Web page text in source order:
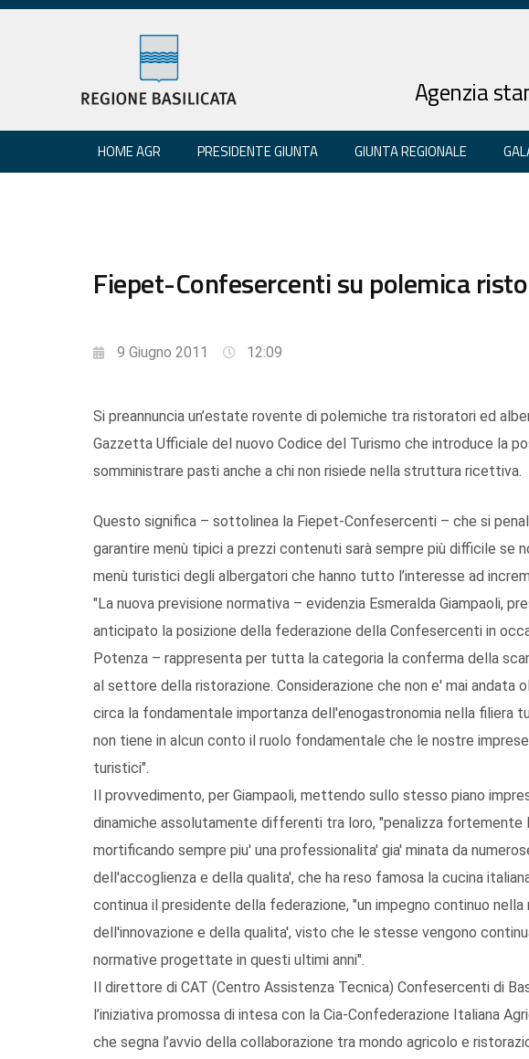
Agenzia
HOME AGR PRESIDENTE GIUNTA GIUNTA REGIONALE
Fiepet-Confesercenti su polemica
9 Giugno 2011 12:09
Si preannuncia un’estate rovente di polemiche tra ristoratori ed
Gazzetta Ufficiale del nuovo Codice del Turismo che introduce la
somministrare pasti anche a chi non risiede nella struttura ricettiva.
Questo significa – sottolinea la Fiepet-Confesercenti – che si
garantire menù tipici a prezzi contenuti sarà sempre più difficile se
menù turistici degli albergatori che hanno tutto l’interesse ad
"La nuova previsione normativa – evidenzia Esmeralda Giampaoli,
anticipato la posizione della federazione della Confesercenti in
Potenza – rappresenta per tutta la categoria la conferma della
al settore della ristorazione. Considerazione che non e' mai andata
circa la fondamentale importanza dell'enogastronomia nella filiera
non tiene in alcun conto il ruolo fondamentale che le nostre
turistici".
Il provvedimento, per Giampaoli, mettendo sullo stesso piano
dinamiche assolutamente differenti tra loro, "penalizza fortemente
mortificando sempre piu' una professionalita' gia' minata da
dell'accoglienza e della qualita', che ha reso famosa la cucina
continua il presidente della federazione, "un impegno continuo
dell'innovazione e della qualita', visto che le stesse vengono
normative progettate in questi ultimi anni".
Il direttore di CAT (Centro Assistenza Tecnica) Confesercenti di
l’iniziativa promossa di intesa con la Cia-Confederazione Italiana
che segna l’avvio della collaborazione tra mondo agricolo e